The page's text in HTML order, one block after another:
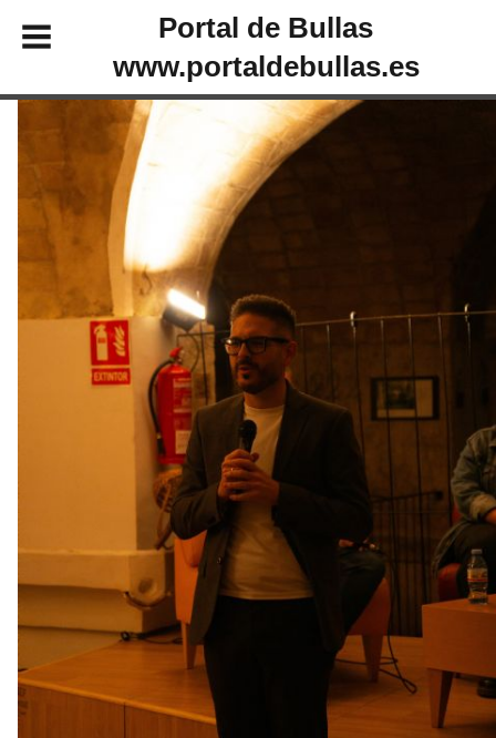
Portal de Bullas
www.portaldebullas.es